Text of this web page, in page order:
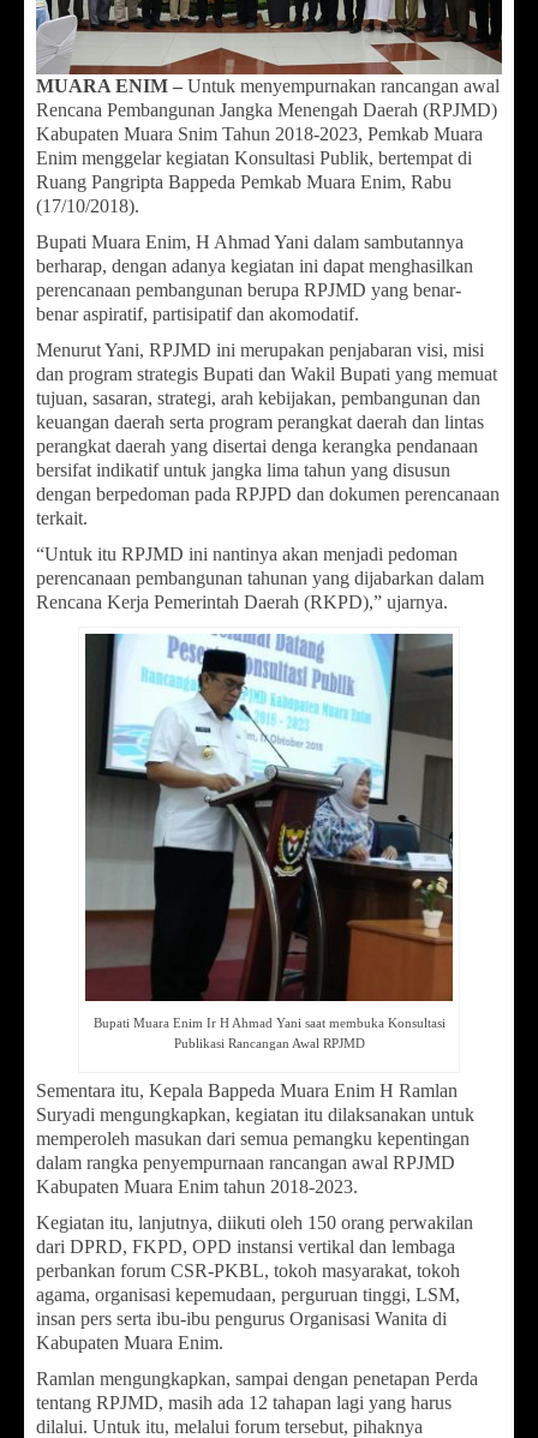
MUARA ENIM – Untuk menyempurnakan rancangan awal
Rencana Pembangunan Jangka Menengah Daerah (RPJMD)
Kabupaten Muara Snim Tahun 2018-2023, Pemkab Muara
Enim menggelar kegiatan Konsultasi Publik, bertempat di
Ruang Pangripta Bappeda Pemkab Muara Enim, Rabu
(17/10/2018).
Bupati Muara Enim, H Ahmad Yani dalam sambutannya
berharap, dengan adanya kegiatan ini dapat menghasilkan
perencanaan pembangunan berupa RPJMD yang benar-
benar aspiratif, partisipatif dan akomodatif.
Menurut Yani, RPJMD ini merupakan penjabaran visi, misi
dan program strategis Bupati dan Wakil Bupati yang memuat
tujuan, sasaran, strategi, arah kebijakan, pembangunan dan
keuangan daerah serta program perangkat daerah dan lintas
perangkat daerah yang disertai denga kerangka pendanaan
bersifat indikatif untuk jangka lima tahun yang disusun
dengan berpedoman pada RPJPD dan dokumen perencanaan
terkait.
“Untuk itu RPJMD ini nantinya akan menjadi pedoman
perencanaan pembangunan tahunan yang dijabarkan dalam
Rencana Kerja Pemerintah Daerah (RKPD),” ujarnya.
Bupati Muara Enim Ir H Ahmad Yani saat membuka Konsultasi
Publikasi Rancangan Awal RPJMD
Sementara itu, Kepala Bappeda Muara Enim H Ramlan
Suryadi mengungkapkan, kegiatan itu dilaksanakan untuk
memperoleh masukan dari semua pemangku kepentingan
dalam rangka penyempurnaan rancangan awal RPJMD
Kabupaten Muara Enim tahun 2018-2023.
Kegiatan itu, lanjutnya, diikuti oleh 150 orang perwakilan
dari DPRD, FKPD, OPD instansi vertikal dan lembaga
perbankan forum CSR-PKBL, tokoh masyarakat, tokoh
agama, organisasi kepemudaan, perguruan tinggi, LSM,
insan pers serta ibu-ibu pengurus Organisasi Wanita di
Kabupaten Muara Enim.
Ramlan mengungkapkan, sampai dengan penetapan Perda
tentang RPJMD, masih ada 12 tahapan lagi yang harus
dilalui. Untuk itu, melalui forum tersebut, pihaknya